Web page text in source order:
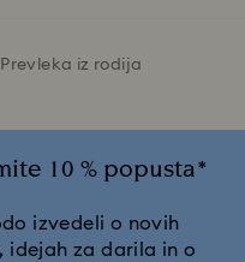
iz rodija
10 % popusta*
izvedeli o novih
idejah za darila in o